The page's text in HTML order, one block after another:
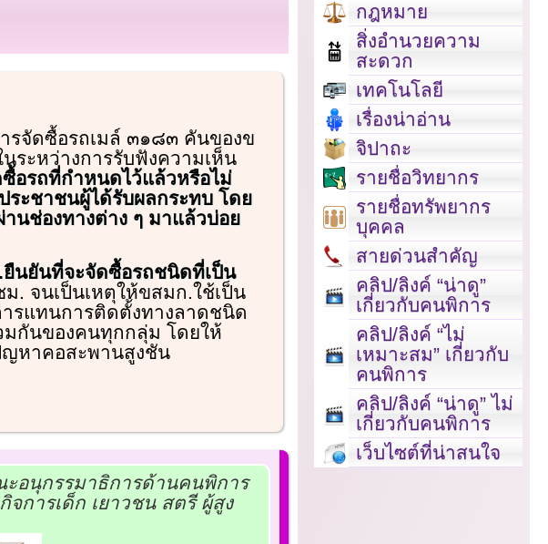
รจัดซื้อรถเมล์ ๓๑๘๓ คันของข
ระหว่างการรับฟังความเห็น
อรถที่กำหนดไว้แล้วหรือไม่
ะชาชนผู้ได้รับผลกระทบ โดย
นช่องทางต่าง ๆ มาแล้วบ่อย
นยันที่จะจัดซื้อรถชนิดที่เป็น
. จนเป็นเหตุให้ขสมก.ใช้เป็น
รแทนการติดตั้งทางลาดชนิด
มกันของคนทุกกลุ่ม โดยให้
หาคอสะพานสูงชัน
อนุกรรมาธิการด้านคนพิการ
การเด็ก เยาวชน สตรี ผู้สูง
กฎหมาย
สิ่งอำนวยความ
สะดวก
เทคโนโลยี
เรื่องน่าอ่าน
จิปาถะ
รายชื่อวิทยากร
รายชื่อทรัพยากร
บุคคล
สายด่วนสำคัญ
คลิป/ลิงค์ “น่าดู”
เกี่ยวกับคนพิการ
คลิป/ลิงค์ “ไม่
เหมาะสม” เกี่ยวกับ
คนพิการ
คลิป/ลิงค์ “น่าดู” ไม่
เกี่ยวกับคนพิการ
เว็บไซต์ที่น่าสนใจ